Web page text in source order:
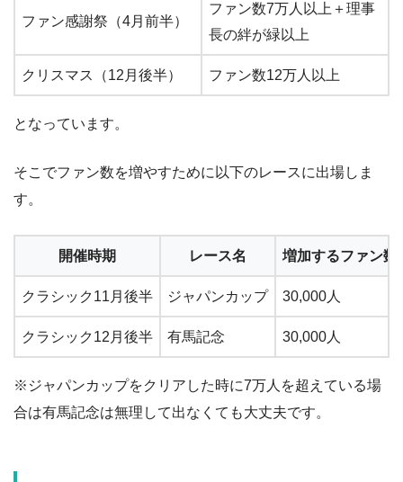
ファン感謝祭（4月前半）
ファン数7万人以上＋理事
長の絆が緑以上
クリスマス（12月後半） ファン数12万人以上
となっています。
そこでファン数を増やすために以下のレースに出場しま
す。
開催時期 レース名 増加するファン数
クラシック11月後半 ジャパンカップ 30,000人
クラシック12月後半 有馬記念 30,000人
※ジャパンカップをクリアした時に7万人を超えている場
合は有馬記念は無理して出なくても大丈夫です。